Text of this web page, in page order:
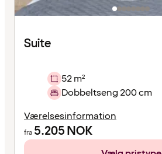
Suite
52 m²
Dobbeltseng 200 cm
Værelsesinformation
fra 5.205NOK